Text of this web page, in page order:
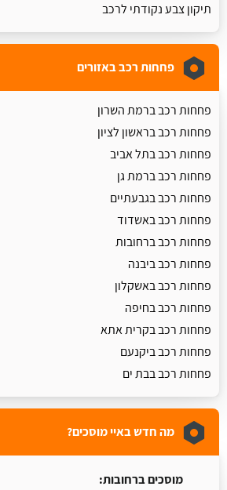
תיקון צבע נקודתי לרכב
פחחות רכב באזורים
פחחות רכב ברמת השרון
פחחות רכב בראשון לציון
פחחות רכב בתל אביב
פחחות רכב ברמת גן
פחחות רכב בגבעתיים
פחחות רכב באשדוד
פחחות רכב ברחובות
פחחות רכב ביבנה
פחחות רכב באשקלון
פחחות רכב בחיפה
פחחות רכב בקרית אתא
פחחות רכב ביקנעם
פחחות רכב בבת ים
מה חדש באיי מוסכים?
מוסכים ברחובות: